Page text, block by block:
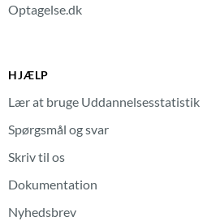
Optagelse.dk
HJÆLP
Lær at bruge Uddannelsesstatistik
Spørgsmål og svar
Skriv til os
Dokumentation
Nyhedsbrev